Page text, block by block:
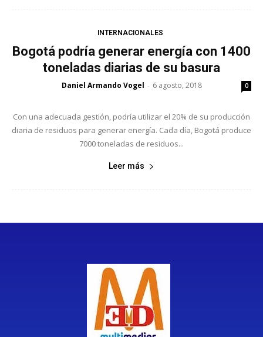
INTERNACIONALES
Bogotá podría generar energía con 1400
toneladas diarias de su basura
Daniel Armando Vogel - 6 agosto, 2018 0
Con una adecuada gestión, podría utilizar el 20% de su producción
diaria de residuos para generar energía. Cada día, Bogotá produce
7000 toneladas de residuos...
Leer más